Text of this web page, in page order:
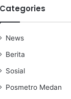
Categories
News
Berita
Sosial
Posmetro Medan